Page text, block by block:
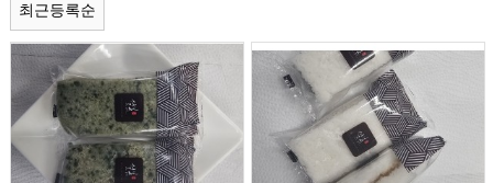
최근등록순